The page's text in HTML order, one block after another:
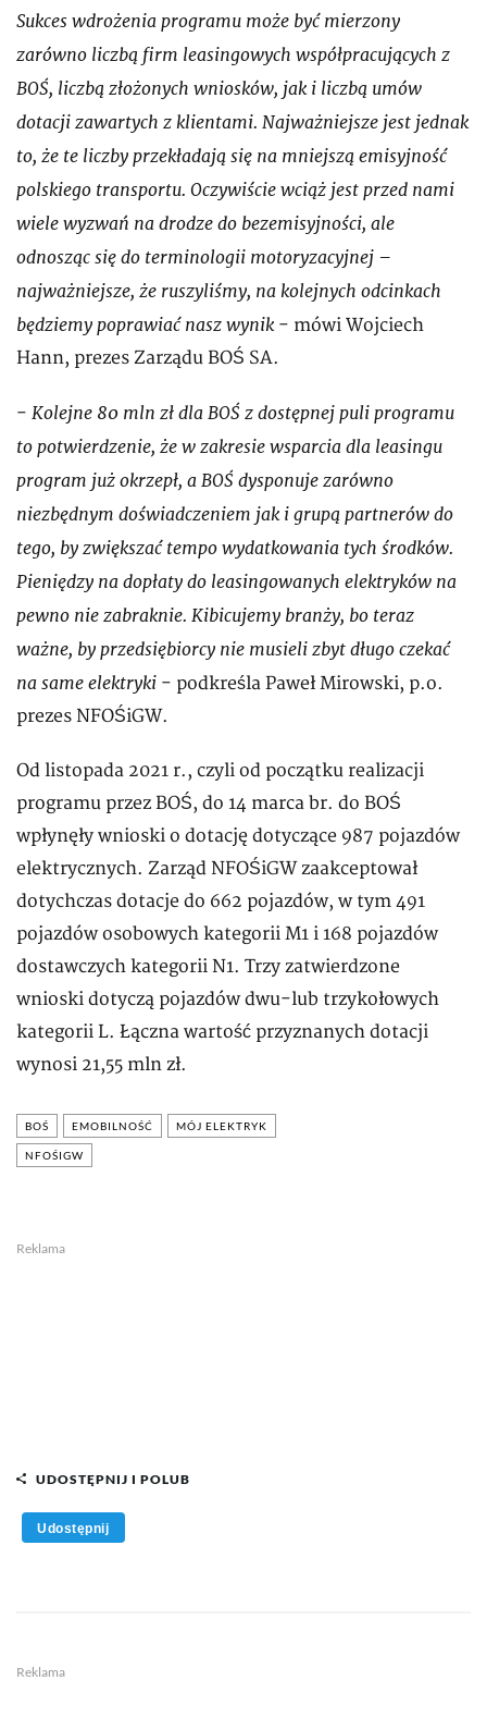
Sukces wdrożenia programu może być mierzony
zarówno liczbą firm leasingowych współpracujących z
BOŚ, liczbą złożonych wniosków, jak i liczbą umów
dotacji zawartych z klientami. Najważniejsze jest jednak
to, że te liczby przekładają się na mniejszą emisyjność
polskiego transportu. Oczywiście wciąż jest przed nami
wiele wyzwań na drodze do bezemisyjności, ale
odnosząc się do terminologii motoryzacyjnej –
najważniejsze, że ruszyliśmy, na kolejnych odcinkach
będziemy poprawiać nasz wynik- mówi Wojciech
Hann, prezes Zarządu BOŚ SA.
- Kolejne 80 mln zł dla BOŚ z dostępnej puli programu
to potwierdzenie, że w zakresie wsparcia dla leasingu
program już okrzepł, a BOŚ dysponuje zarówno
niezbędnym doświadczeniem jak i grupą partnerów do
tego, by zwiększać tempo wydatkowania tych środków.
Pieniędzy na dopłaty do leasingowanych elektryków na
pewno nie zabraknie. Kibicujemy branży, bo teraz
ważne, by przedsiębiorcy nie musieli zbyt długo czekać
na same elektryki - podkreśla Paweł Mirowski, p.o.
prezes NFOŚiGW.
Od listopada 2021 r., czyli od początku realizacji
programu przez BOŚ, do 14 marca br. do BOŚ
wpłynęły wnioski o dotację dotyczące 987 pojazdów
elektrycznych. Zarząd NFOŚiGW zaakceptował
dotychczas dotacje do 662 pojazdów, w tym 491
pojazdów osobowych kategorii M1 i 168 pojazdów
dostawczych kategorii N1. Trzy zatwierdzone
wnioski dotyczą pojazdów dwu-lub trzykołowych
kategorii L. Łączna wartość przyznanych dotacji
wynosi 21,55 mln zł.
BOŚ EMOBILNOŚĆ MÓJ ELEKTRYK
NFOŚIGW
Reklama
UDOSTĘPNIJ I POLUB
Udostępnij
Reklama